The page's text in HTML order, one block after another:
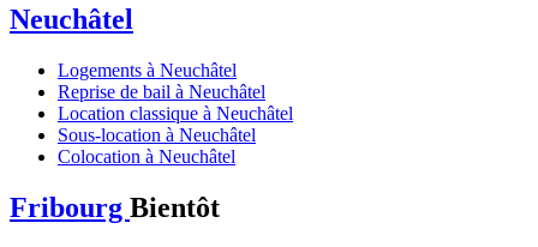
Neuchâtel
Logements à Neuchâtel
Reprise de bail à Neuchâtel
Location classique à Neuchâtel
Sous-location à Neuchâtel
Colocation à Neuchâtel
Fribourg Bientôt